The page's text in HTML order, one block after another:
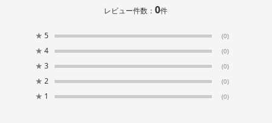
レビュー件数：0件
★ 5 (0)
★ 4 (0)
★ 3 (0)
★ 2 (0)
★ 1 (0)